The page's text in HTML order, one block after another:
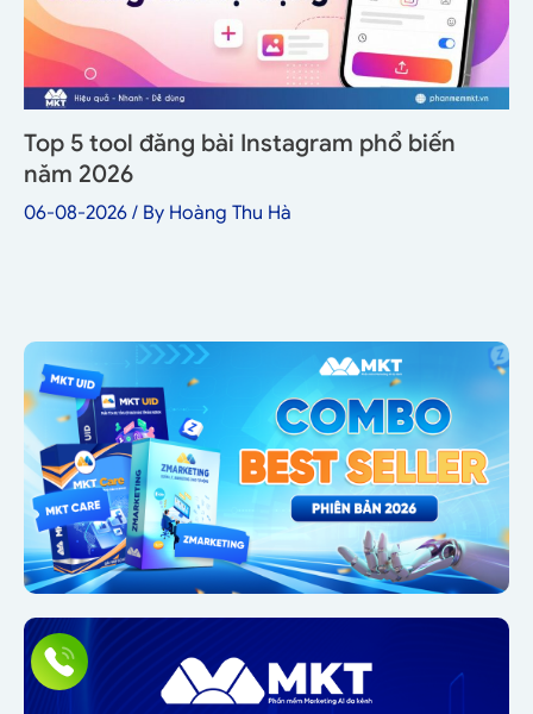
Top 5 tool đăng bài Instagram phổ biến
năm 2026
06-08-2026 / By Hoàng Thu Hà